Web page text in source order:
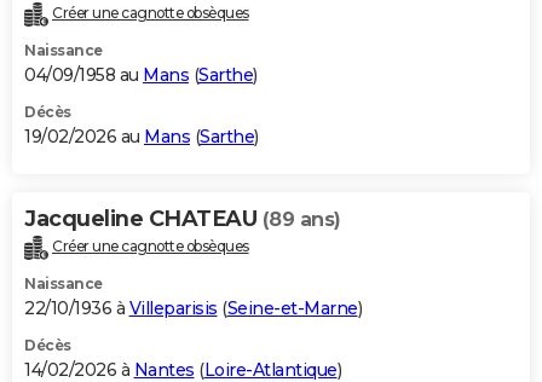
Créer une cagnotte obsèques
Naissance
04/09/1958 au Mans (Sarthe)
Décès
19/02/2026 au Mans (Sarthe)
Jacqueline CHATEAU (89 ans)
Créer une cagnotte obsèques
Naissance
22/10/1936 à Villeparisis (Seine-et-Marne)
Décès
14/02/2026 à Nantes (Loire-Atlantique)